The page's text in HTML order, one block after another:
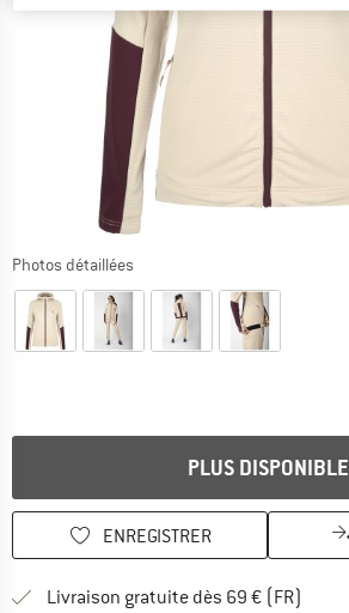
Photos détaillées
PLUS DISPONIBLE
ENREGISTRER
Livraison gratuite dès 69 € (FR)